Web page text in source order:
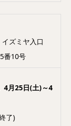
ズミヤ入口
番10号
4月25日(土)～4
了)